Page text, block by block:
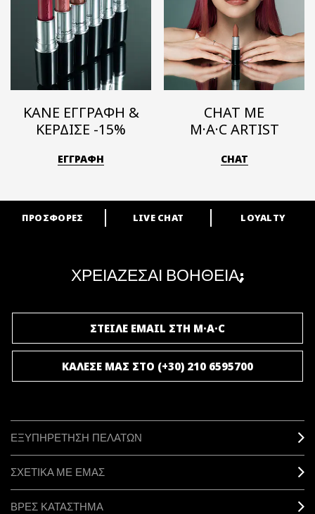
ΚΑΝΕ ΕΓΓΡΑΦΗ &
ΚΕΡΔΙΣΕ -15%
ΕΓΓΡΑΦΗ
CHAT ΜΕ
M·A·C ARTIST
CHAT
ARE YOU A M·A·C LOVER?
ΠΡΟΣΦΟΡΕΣ LIVE CHAT LOYALTY
ΧΡΕΙΑΖΕΣΑΙ ΒΟΗΘΕΙΑ;
ΣΤΕΙΛΕ EMAIL ΣΤΗ M·A·C
ΚΑΛΕΣΕ ΜΑΣ ΣΤΟ (+30) 210 6595700
ΕΞΥΠΗΡΕΤΗΣΗ ΠΕΛΑΤΩΝ
ΣΧΕΤΙΚΑ ΜΕ ΕΜΑΣ
ΒΡΕΣ ΚΑΤΑΣΤΗΜΑ